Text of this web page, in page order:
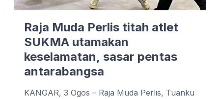
Raja Muda Perlis titah atlet
SUKMA utamakan
keselamatan, sasar pentas
antarabangsa
KANGAR, 3 Ogos – Raja Muda Perlis, Tuanku